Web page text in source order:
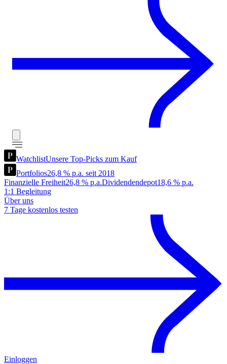
WatchlistUnsere Top-Picks zum Kauf
Portfolios26,8 % p.a. seit 2018
Finanzielle Freiheit26,8 % p.a.Dividendendepot18,6 % p.a.
1:1 Begleitung
Über uns
7 Tage kostenlos testen
Einloggen